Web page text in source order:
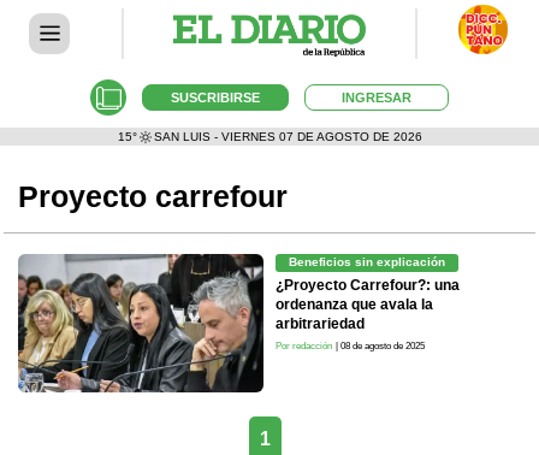
SUSCRIBIRSE INGRESAR
15° SAN LUIS - VIERNES 07 DE AGOSTO DE 2026
Proyecto carrefour
Beneficios sin explicación
¿Proyecto Carrefour?: una
ordenanza que avala la
arbitrariedad
Por redacción | 08 de agosto de 2025
1